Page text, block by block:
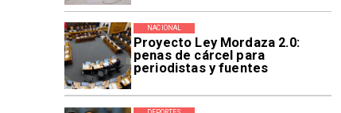
Proyecto Ley Mordaza 2.0:
penas de cárcel para
periodistas y fuentes
NACIONAL